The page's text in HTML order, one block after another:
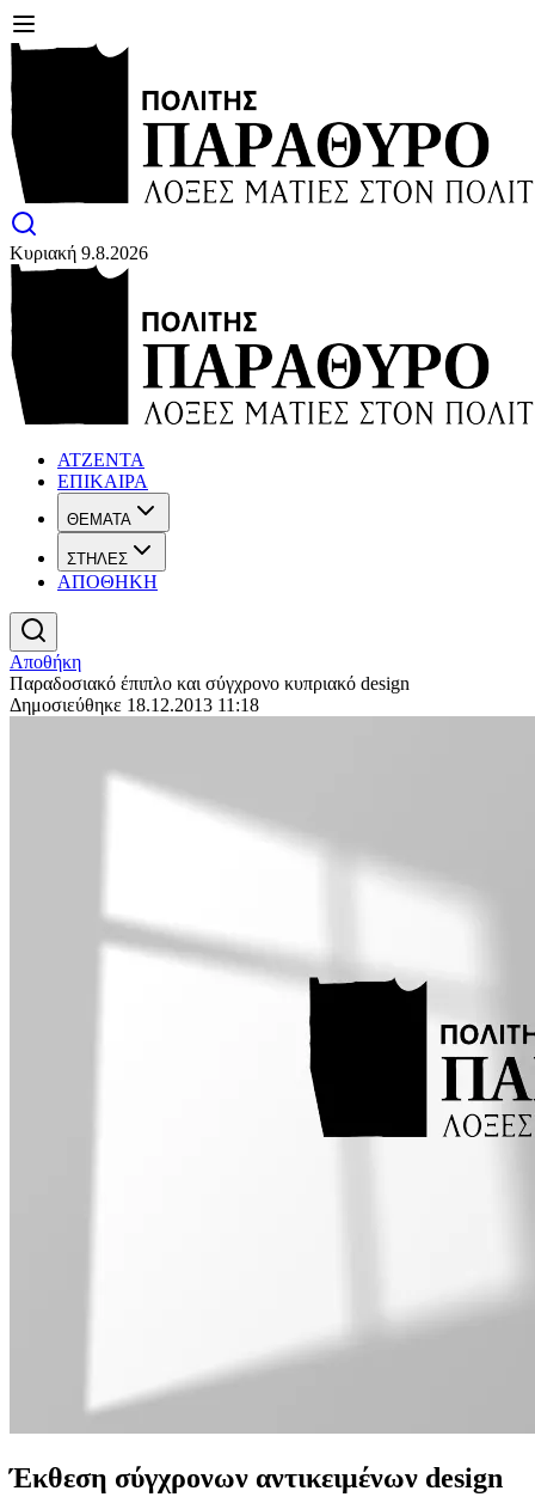
Κυριακή 9.8.2026
ΑΤΖΕΝΤΑ
ΕΠΙΚΑΙΡΑ
ΘΕΜΑΤΑ
ΣΤΗΛΕΣ
ΑΠΟΘΗΚΗ
Αποθήκη
Παραδοσιακό έπιπλο και σύγχρονο κυπριακό design
Δημοσιεύθηκε 18.12.2013 11:18
Έκθεση σύγχρονων αντικειμένων design